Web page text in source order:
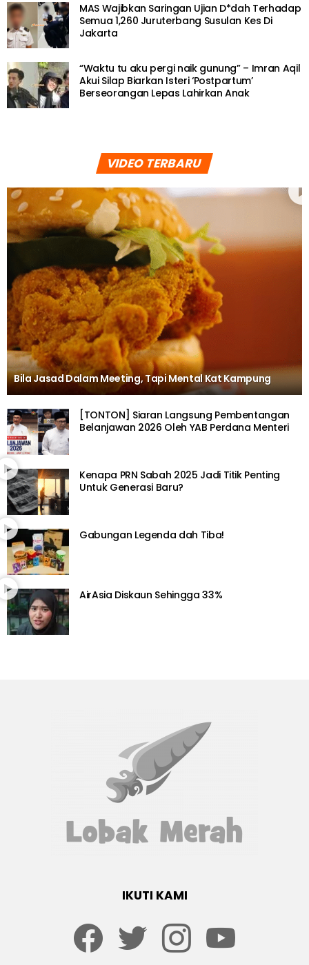
MAS Wajibkan Saringan Ujian D*dah Terhadap
Semua 1,260 Juruterbang Susulan Kes Di
Jakarta
“Waktu tu aku pergi naik gunung” – Imran Aqil
Akui Silap Biarkan Isteri ‘Postpartum’
Berseorangan Lepas Lahirkan Anak
VIDEO TERBARU
Bila Jasad Dalam Meeting, Tapi Mental Kat Kampung
[TONTON] Siaran Langsung Pembentangan
Belanjawan 2026 Oleh YAB Perdana Menteri
Kenapa PRN Sabah 2025 Jadi Titik Penting
Untuk Generasi Baru?
Gabungan Legenda dah Tiba!
AirAsia Diskaun Sehingga 33%
IKUTI KAMI